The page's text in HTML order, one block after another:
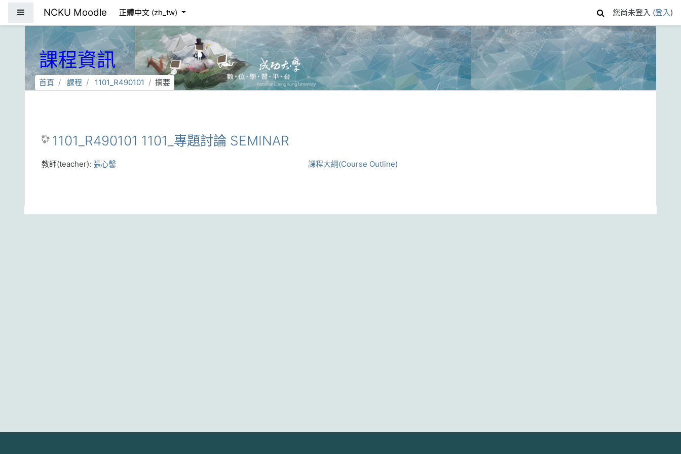
NCKU Moodle 正體中文 ‎(zh_tw)‎ 您尚未登入 (登入)
課程資訊
首頁 課程 1101_R490101 摘要
1101_R490101 1101_專題討論 SEMINAR
課程大綱(Course Outline)
教師(teacher): 張心馨